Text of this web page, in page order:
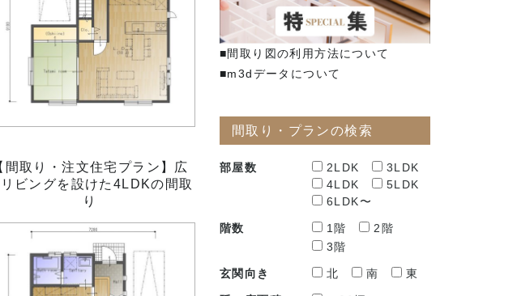
間取り・注文住宅プラン】広
ビングを設けた4LDKの間取
り
■間取り図の利用方法について
■m3dデータについて
間取り・プランの検索
部屋数 2LDK
3LDK
4LDK
5LDK
6LDK〜
階数 1階
2階
3階
玄関向き 北 南 東